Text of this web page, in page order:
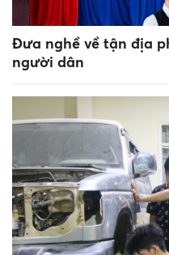
Đưa nghề về tận địa
người dân